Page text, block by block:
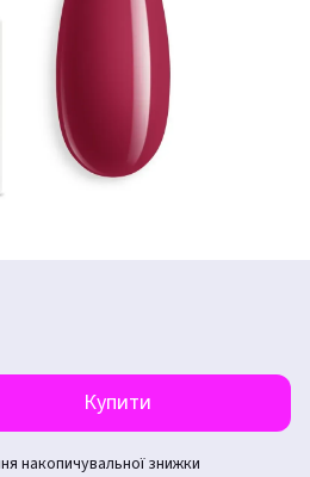
Купити
накопичувальної знижки